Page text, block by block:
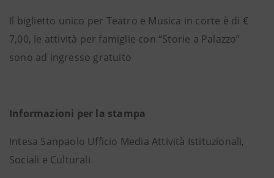
Il biglietto unico per Teatro e Musica in corte è di €
7,00, le attività per famiglie con “Storie a Palazzo”
sono ad ingresso gratuito
Informazioni per la stampa
Intesa Sanpaolo Ufficio Media Attività Istituzionali,
Sociali e Culturali